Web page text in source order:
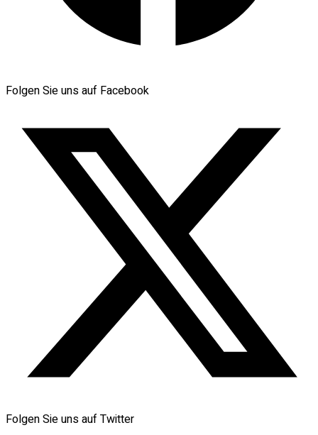
Folgen Sie uns auf Facebook
Folgen Sie uns auf Twitter